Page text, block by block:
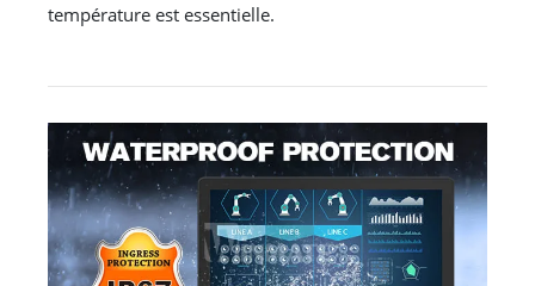
température est essentielle.